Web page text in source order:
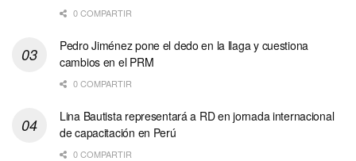
0 COMPARTIR
Pedro Jiménez pone el dedo en la llaga y cuestiona
cambios en el PRM
0 COMPARTIR
Lina Bautista representará a RD en jornada internacional
de capacitación en Perú
0 COMPARTIR